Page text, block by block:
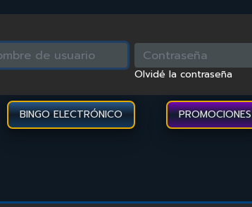
Olvidé la contraseña
BINGO ELECTRÓNICO PROMOCIONES